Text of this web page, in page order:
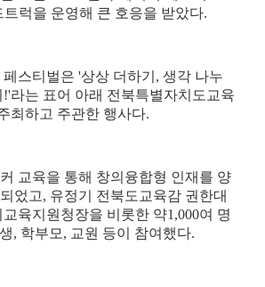
트럭을 운영해 큰 호응을 받았다.
페스티벌은 '상상 더하기 , 생각 나누
!'라는 표어 아래 전북특별자치도교육
최하고 주관한 행사다.
교육을 통해 창의융합형 인재를 양
었고, 유정기 전북도교육감 권한대
육지원청장을 비롯한 약1,000여 명
, 학부모 , 교원 등이 참여했다.